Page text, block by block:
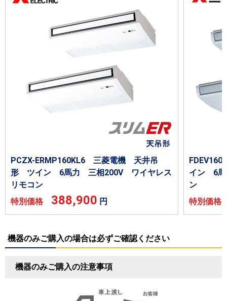
PCZX-ERMP160KL6 三菱電機 天井吊
形 ツイン 6馬力 三相200V ワイヤレス
リモコン
特別価格 388,900 円
イン 6馬
ン
特別価
機器のみご購入の場合は必ずご確認ください
機器のみご購入の注意事項